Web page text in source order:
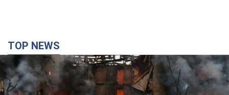
Кремль "спалює" останні запаси балістики в
Україні: що буде далі? Інтерв’ю з Шарпом